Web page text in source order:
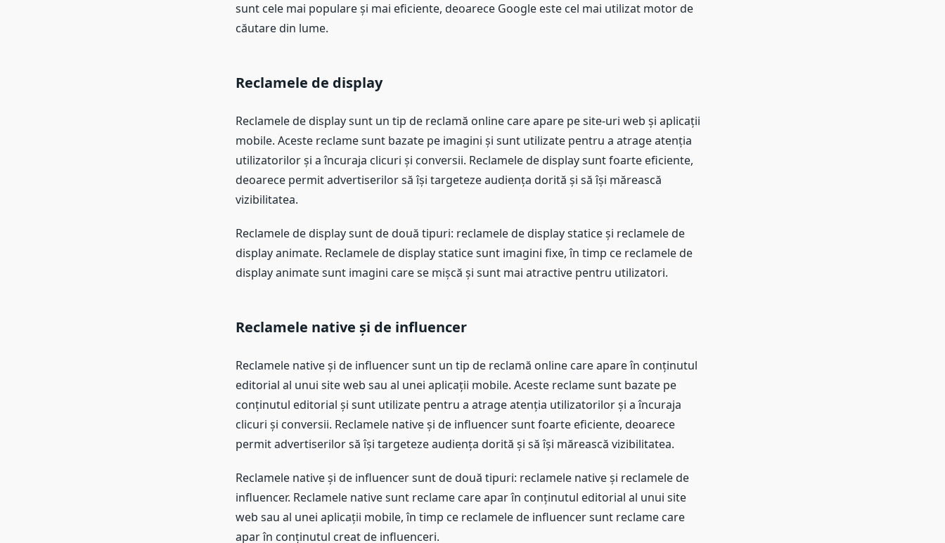
sunt cele mai populare și mai eficiente, deoarece Google este cel mai utilizat motor de
căutare din lume.
Reclamele de display
Reclamele de display sunt un tip de reclamă online care apare pe site-uri web și aplicații
mobile. Aceste reclame sunt bazate pe imagini și sunt utilizate pentru a atrage atenția
utilizatorilor și a încuraja clicuri și conversii. Reclamele de display sunt foarte eficiente,
deoarece permit advertiserilor să își targeteze audiența dorită și să își mărească
vizibilitatea.
Reclamele de display sunt de două tipuri: reclamele de display statice și reclamele de
display animate. Reclamele de display statice sunt imagini fixe, în timp ce reclamele de
display animate sunt imagini care se mișcă și sunt mai atractive pentru utilizatori.
Reclamele native și de influencer
Reclamele native și de influencer sunt un tip de reclamă online care apare în conținutul
editorial al unui site web sau al unei aplicații mobile. Aceste reclame sunt bazate pe
conținutul editorial și sunt utilizate pentru a atrage atenția utilizatorilor și a încuraja
clicuri și conversii. Reclamele native și de influencer sunt foarte eficiente, deoarece
permit advertiserilor să își targeteze audiența dorită și să își mărească vizibilitatea.
Reclamele native și de influencer sunt de două tipuri: reclamele native și reclamele de
influencer. Reclamele native sunt reclame care apar în conținutul editorial al unui site
web sau al unei aplicații mobile, în timp ce reclamele de influencer sunt reclame care
apar în conținutul creat de influenceri.